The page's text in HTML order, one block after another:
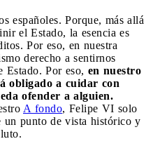
españoles. Porque, más allá
el Estado, la esencia es
Por eso, en nuestra
derecho a sentirnos
Estado. Por eso, en nuestro
obligado a cuidar con
ofender a alguien.
A fondo, Felipe VI solo
un punto de vista histórico y